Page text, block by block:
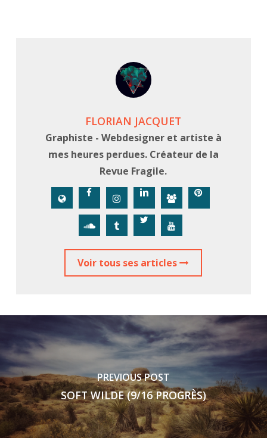
FLORIAN JACQUET
Graphiste - Webdesigner et artiste à
mes heures perdues. Créateur de la
Revue Fragile.
Voir tous ses articles
PREVIOUS POST
SOFT WILDE (9/16 PROGRÈS)